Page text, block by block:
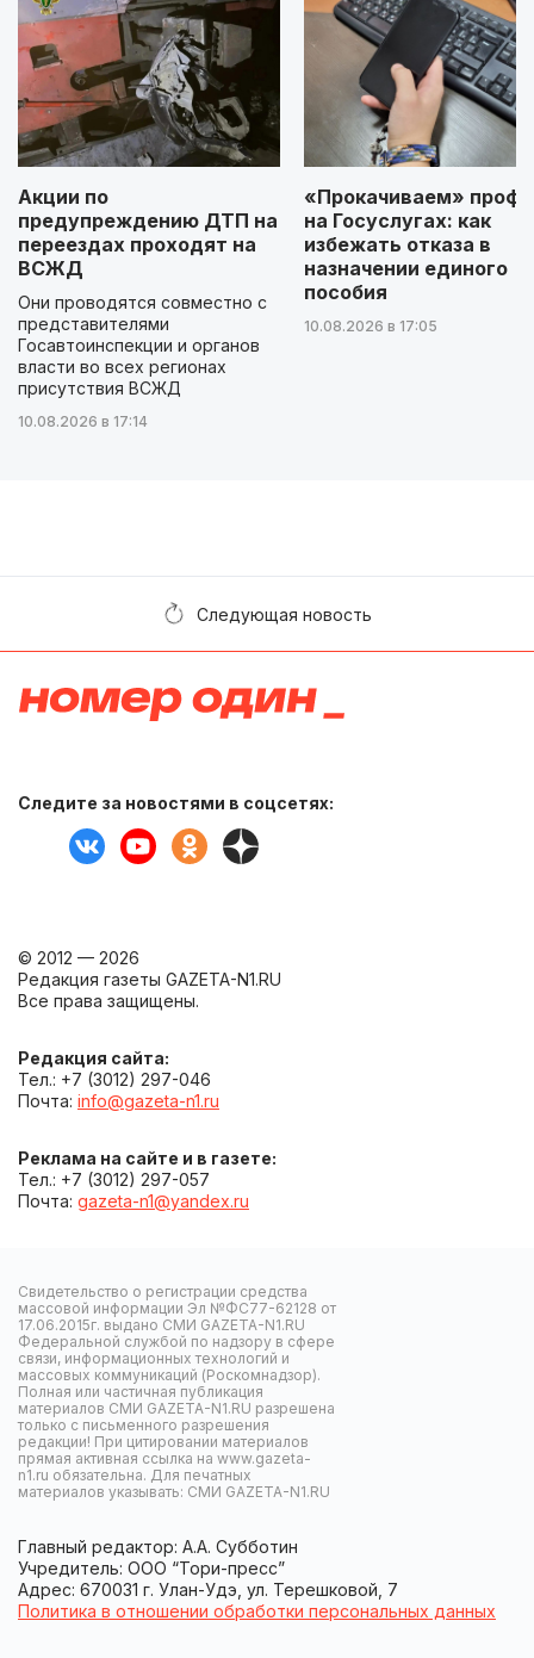
Акции по
предупреждению ДТП на
переездах проходят на
ВСЖД
Они проводятся совместно с
представителями
Госавтоинспекции и органов
власти во всех регионах
присутствия ВСЖД
10.08.2026 в 17:14
«Прокачиваем»
на Госуслугах: как
избежать отказа в
назначении единого
пособия
10.08.2026 в 17:05
Следующая новость
Следите за новостями в соцсетях:
© 2012 — 2026
Редакция газеты GAZETA-N1.RU
Все права защищены.
Редакция сайта:
Тел.: +7 (3012) 297-046
Почта: info@gazeta-n1.ru
Реклама на сайте и в газете:
Тел.: +7 (3012) 297-057
Почта: gazeta-n1@yandex.ru
Свидетельство о регистрации средства
массовой информации Эл №ФС77-62128 от
17.06.2015г. выдано СМИ GAZETA-N1.RU
Федеральной службой по надзору в сфере
связи, информационных технологий и
массовых коммуникаций (Роскомнадзор).
Полная или частичная публикация
материалов СМИ GAZETA-N1.RU разрешена
только с письменного разрешения
редакции! При цитировании материалов
прямая активная ссылка на www.gazeta-
n1.ru обязательна. Для печатных
материалов указывать: СМИ GAZETA-N1.RU
Главный редактор: А.А. Субботин
Учредитель: ООО “Тори-пресс”
Адрес: 670031 г. Улан-Удэ, ул. Терешковой, 7
Политика в отношении обработки персональных данных